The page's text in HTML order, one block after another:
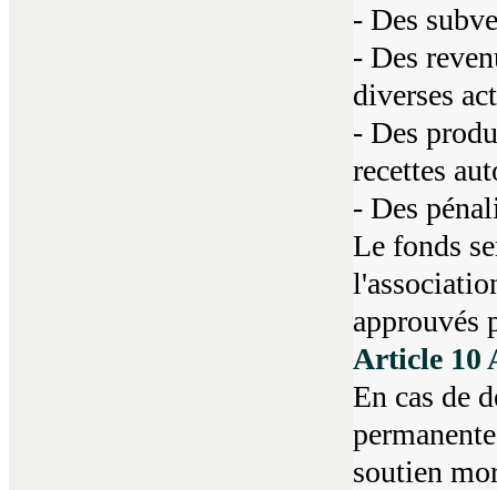
- Des
- Des
diverses
- Des
recettes
- Des
Le fonds
approuvés
Article 10
En cas de
soutien